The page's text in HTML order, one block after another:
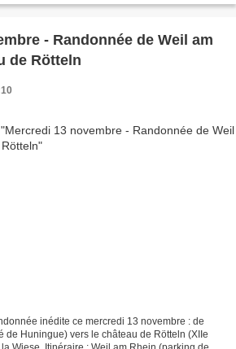
- Randonnée de Weil am
de Rötteln
inédite ce mercredi 13 novembre : de
de Huningue) vers le château de Rötteln (XIIe